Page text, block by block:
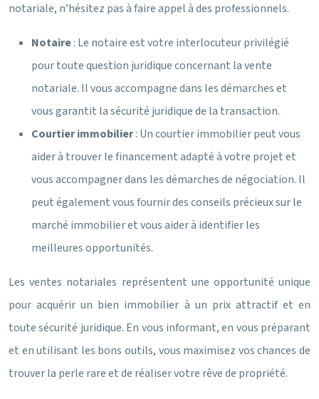
notariale, n’hésitez pas à faire appel à des professionnels.
Notaire: Le notaire est votre interlocuteur privilégié
pour toute question juridique concernant la vente
notariale. Il vous accompagne dans les démarches et
vous garantit la sécurité juridique de la transaction.
Courtier immobilier: Un courtier immobilier peut vous
aider à trouver le financement adapté à votre projet et
vous accompagner dans les démarches de négociation. Il
peut également vous fournir des conseils précieux sur le
marché immobilier et vous aider à identifier les
meilleures opportunités.
Les ventes notariales représentent une opportunité unique
pour acquérir un bien immobilier à un prix attractif et en
toute sécurité juridique. En vous informant, en vous préparant
et en utilisant les bons outils, vous maximisez vos chances de
trouver la perle rare et de réaliser votre rêve de propriété.